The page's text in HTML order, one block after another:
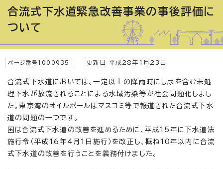
合流式下水道緊急改善事業の事後評価に
ついて
ページ番号1000935 更新日 平成28年1月23日
合流式下水道においては、一定以上の降雨時にし尿を含む未処
理下水が放流されることによる水域汚染等が社会問題化しまし
た。東京湾のオイルボールはマスコミ等で報道された合流式下水
道の問題の一つです。
国は合流式下水道の改善を進めるために、平成15年に下水道法
施行令（平成16年4月1日施行）を改正し、概ね10年以内に合流
式下水道の改善を行うことを義務付けました。